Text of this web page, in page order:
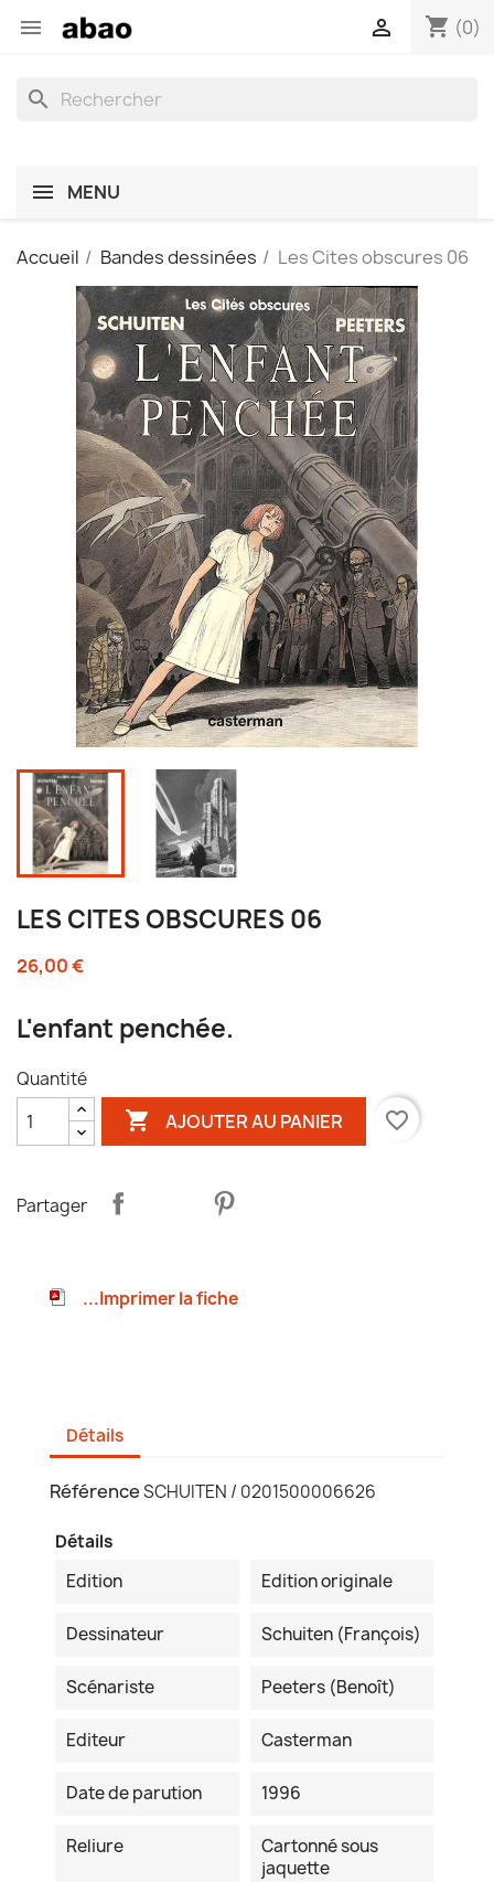
 shopping_cart (0)

search
MENU
Accueil Bandes dessinées Les Cites obscures 06
LES CITES OBSCURES 06
26,00 €
L'enfant penchée.
Quantité
 AJOUTER AU PANIER favorite_border
Partager
...Imprimer la fiche
Détails
RéférenceSCHUITEN / 0201500006626
Détails
Edition
Edition originale
Dessinateur Schuiten (François)
Scénariste Peeters (Benoît)
Editeur Casterman
Date de parution 1996
Reliure
Cartonné sous
jaquette